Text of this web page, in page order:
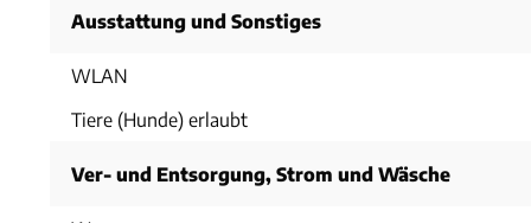
Ausstattung und Sonstiges
WLAN
Tiere (Hunde) erlaubt
Ver- und Entsorgung, Strom und Wäsche